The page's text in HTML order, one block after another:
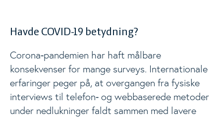
Havde COVID-19 betydning?
Corona‑pandemien har haft målbare
konsekvenser for mange surveys. Internationale
erfaringer peger på, at overgangen fra fysiske
interviews til telefon‑ og webbaserede metoder
under nedlukninger faldt sammen med lavere